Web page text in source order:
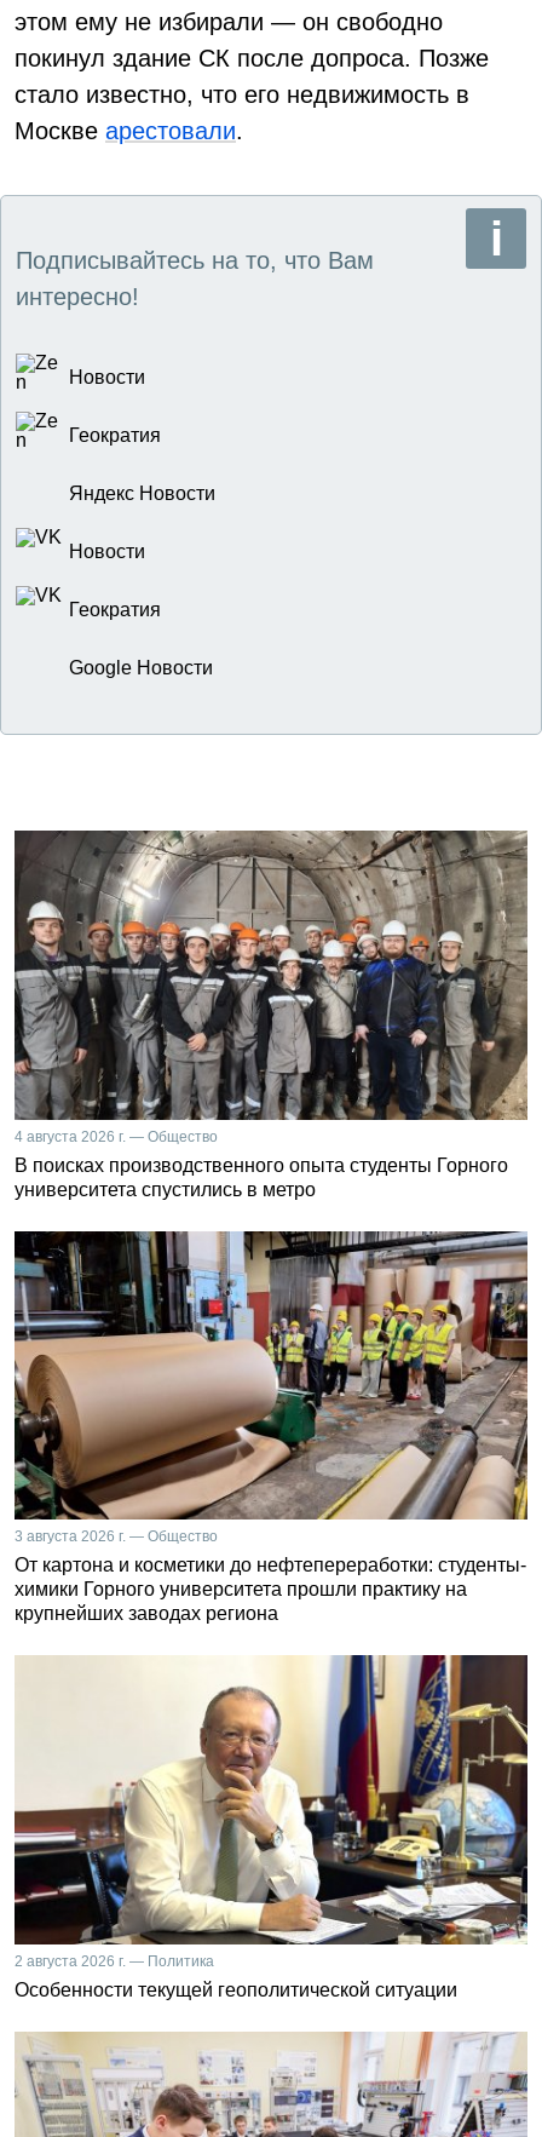
этом ему не избирали — он свободно
покинул здание СК после допроса. Позже
стало известно, что его недвижимость в
Москве арестовали.
Подписывайтесь на то, что Вам
интересно!
Новости
Геократия
Яндекс Новости
Новости
Геократия
Google Новости
4 августа 2026 г. — Общество
В поисках производственного опыта студенты Горного
университета спустились в метро
3 августа 2026 г. — Общество
От картона и косметики до нефтепереработки: студенты-
химики Горного университета прошли практику на
крупнейших заводах региона
2 августа 2026 г. — Политика
Особенности текущей геополитической ситуации